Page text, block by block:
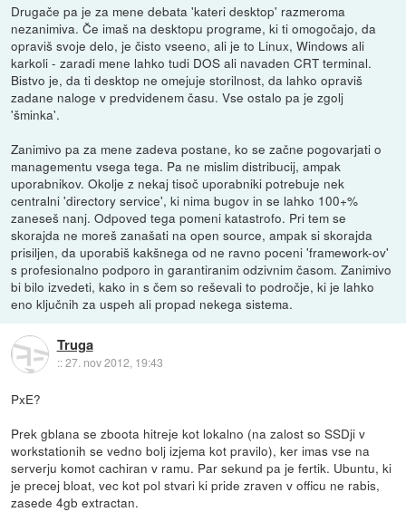
Drugače pa je za mene debata 'kateri desktop' razmeroma
nezanimiva. Če imaš na desktopu programe, ki ti omogočajo, da
opraviš svoje delo, je čisto vseeno, ali je to Linux, Windows ali
karkoli - zaradi mene lahko tudi DOS ali navaden CRT terminal.
Bistvo je, da ti desktop ne omejuje storilnost, da lahko opraviš
zadane naloge v predvidenem času. Vse ostalo pa je zgolj
'šminka'.
Zanimivo pa za mene zadeva postane, ko se začne pogovarjati o
managementu vsega tega. Pa ne mislim distribucij, ampak
uporabnikov. Okolje z nekaj tisoč uporabniki potrebuje nek
centralni 'directory service', ki nima bugov in se lahko 100+%
zaneseš nanj. Odpoved tega pomeni katastrofo. Pri tem se
skorajda ne moreš zanašati na open source, ampak si skorajda
prisiljen, da uporabiš kakšnega od ne ravno poceni 'framework-ov'
s profesionalno podporo in garantiranim odzivnim časom. Zanimivo
bi bilo izvedeti, kako in s čem so reševali to področje, ki je lahko
eno ključnih za uspeh ali propad nekega sistema.
Truga
::27. nov 2012, 19:43
PxE?
Prek gblana se zboota hitreje kot lokalno (na zalost so SSDji v
workstationih se vedno bolj izjema kot pravilo), ker imas vse na
serverju komot cachiran v ramu. Par sekund pa je fertik. Ubuntu, ki
je precej bloat, vec kot pol stvari ki pride zraven v officu ne rabis,
zasede 4gb extractan.